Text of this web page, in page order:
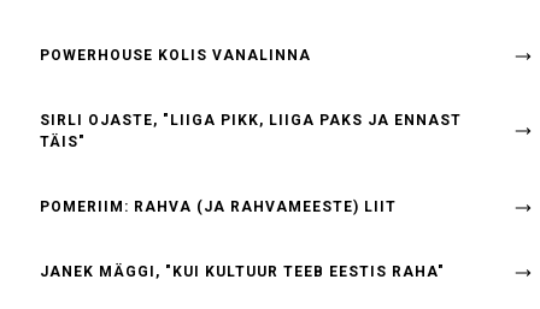
POWERHOUSE KOLIS VANALINNA
SIRLI OJASTE, "LIIGA PIKK, LIIGA PAKS JA ENNAST
TÄIS"
POMERIIM: RAHVA (JA RAHVAMEESTE) LIIT
JANEK MÄGGI, "KUI KULTUUR TEEB EESTIS RAHA"